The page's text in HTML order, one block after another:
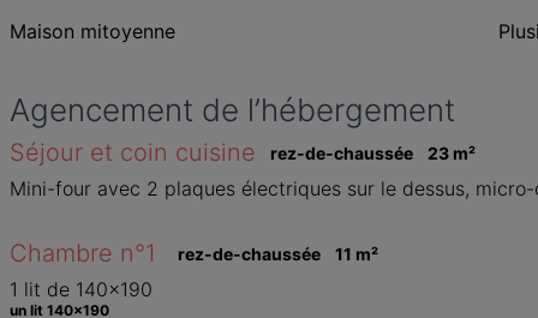
Maison mitoyenne
Agencement de l’hébergement
Séjour et coin cuisine rez-de-chaussée 23 m²
Mini-four avec 2 plaques électriques sur le dessus,
Chambre n°1 rez-de-chaussée 11 m²
1 lit de 140x190
un lit 140x190